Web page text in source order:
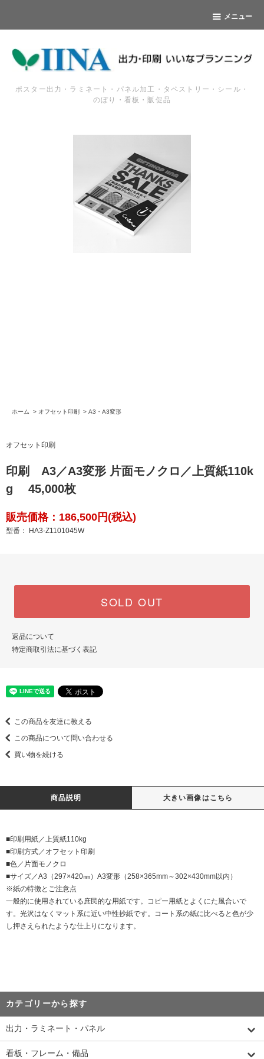
メニュー
ポスター出力・ラミネート・パネル加工・タペストリー・シール・
のぼり・看板・販促品
ホーム > オフセット印刷 > A3・A3変形
オフセット印刷
印刷 A3／A3変形 片面モノクロ／上質紙110k
g 45,000枚
販売価格：186,500円(税込)
型番： HA3-Z1101045W
SOLD OUT
返品について
特定商取引法に基づく表記
この商品を友達に教える
この商品について問い合わせる
買い物を続ける
商品説明 大きい画像はこちら
■印刷用紙／上質紙110kg
■印刷方式／オフセット印刷
■色／片面モノクロ
■サイズ／A3（297×420㎜）A3変形（258×365mm～302×430mm以内）
※紙の特徴とご注意点
一般的に使用されている庶民的な用紙です。コピー用紙とよくにた風合いで
す。光沢はなくマット系に近い中性抄紙です。コート系の紙に比べると色が少
し押さえられたような仕上りになります。
カテゴリーから探す
出力・ラミネート・パネル
看板・フレーム・備品